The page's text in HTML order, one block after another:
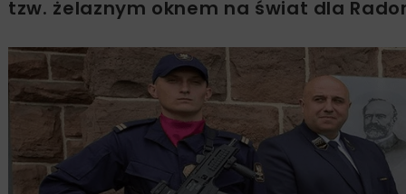
tzw. żelaznym oknem na świat dla